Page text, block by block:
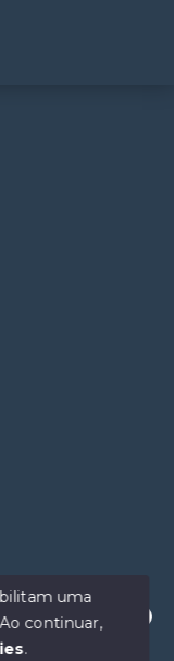
para te ajudar.
- Todos
uma
Ao continuar,
.